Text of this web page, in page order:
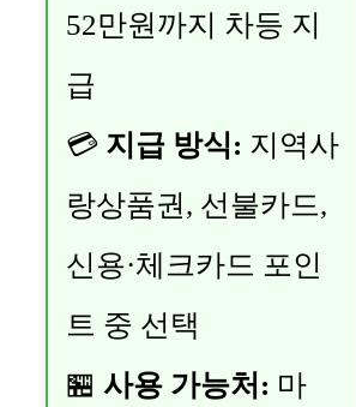
52만원까지 차등 지
급
💳 지급 방식: 지역사
랑상품권, 선불카드,
신용·체크카드 포인
트 중 선택
🏪 사용 가능처: 마